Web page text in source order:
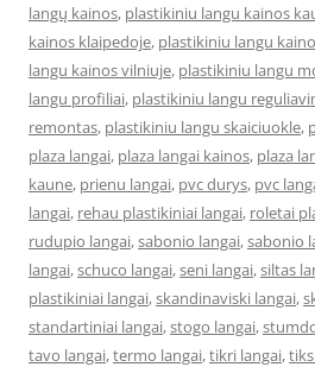
langų kainos, plastikiniu langu kainos
kainos klaipedoje, plastikiniu langu
langu kainos vilniuje, plastikiniu langu
langu profiliai, plastikiniu langu
remontas, plastikiniu langu skaiciuokle,
plaza langai, plaza langai kainos, plaza
kaune, prienu langai, pvc durys, pvc
langai, rehau plastikiniai langai, roletai
rudupio langai,sabonio langai,sabonio
langai,schuco langai,seni langai,siltas
plastikiniai langai,skandinaviski langai,
standartiniai langai,stogo langai,
tavo langai,termo langai,tikri langai,